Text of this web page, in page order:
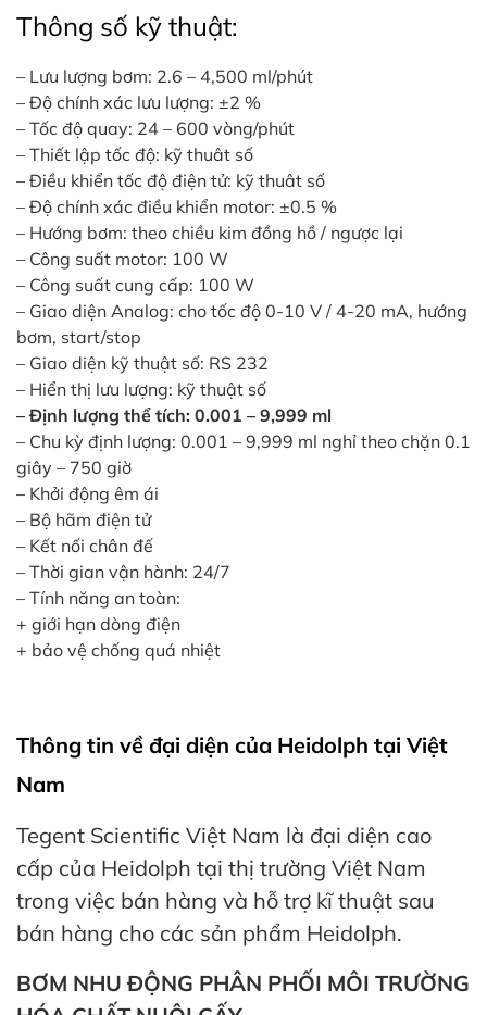
Thông số kỹ thuật:
– Lưu lượng bơm: 2.6 – 4,500 ml/phút
– Độ chính xác lưu lượng: ±2 %
– Tốc độ quay: 24 – 600 vòng/phút
– Thiết lập tốc độ: kỹ thuât số
– Điều khiển tốc độ điện tử: kỹ thuât số
– Độ chính xác điều khiển motor: ±0.5 %
– Hướng bơm: theo chiều kim đồng hồ / ngược lại
– Công suất motor: 100 W
– Công suất cung cấp: 100 W
– Giao diện Analog: cho tốc độ 0-10 V / 4-20 mA, hướng
bơm, start/stop
– Giao diện kỹ thuật số: RS 232
– Hiển thị lưu lượng: kỹ thuật số
– Định lượng thể tích: 0.001 – 9,999 ml
– Chu kỳ định lượng: 0.001 – 9,999 ml nghỉ theo chặn 0.1
giây – 750 giờ
– Khởi động êm ái
– Bộ hãm điện tử
– Kết nối chân đế
– Thời gian vận hành: 24/7
– Tính năng an toàn:
+ giới hạn dòng điện
+ bảo vệ chống quá nhiệt
Thông tin về đại diện của Heidolph tại Việt
Nam
Tegent Scientific Việt Nam là đại diện cao
cấp của Heidolph tại thị trường Việt Nam
trong việc bán hàng và hỗ trợ kĩ thuật sau
bán hàng cho các sản phẩm Heidolph.
BƠM NHU ĐỘNG PHÂN PHỐI MÔI TRƯỜNG